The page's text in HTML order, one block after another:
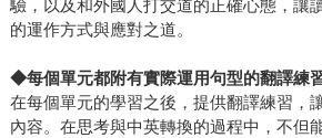
驗，以及和外國人打交道的正確心態，讓
的運作方式與應對之道。
◆每個單元都附有實際運用句型的翻譯練
在每個單元的學習之後，提供翻譯練習，
內容。在思考與中英轉換的過程中，不但